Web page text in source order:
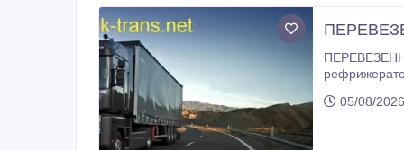
ПЕРЕВЕЗЕННЯ
перевезення
05/08/2026